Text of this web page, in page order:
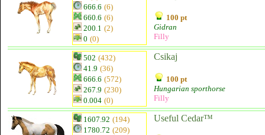
666.6 (6)
660.6 (6)
200.1 (2)
0 (0)
100 pt
Gidran
Filly
502 (432)
41.9 (36)
666.6 (572)
267.9 (230)
0.004 (0)
Csikaj
100 pt
Hungarian sporthorse
Filly
1607.92 (194)
1780.72 (209)
Useful Cedar™